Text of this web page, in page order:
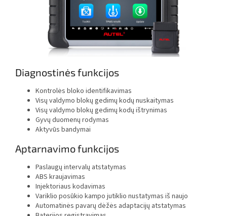
Diagnostinės funkcijos
Kontrolės bloko identifikavimas
Visų valdymo blokų gedimų kodų nuskaitymas
Visų valdymo blokų gedimų kodų ištrynimas
Gyvų duomenų rodymas
Aktyvūs bandymai
Aptarnavimo funkcijos
Paslaugų intervalų atstatymas
ABS kraujavimas
Injektoriaus kodavimas
Variklio posūkio kampo jutiklio nustatymas iš naujo
Automatinės pavarų dėžės adaptacijų atstatymas